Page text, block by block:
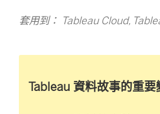
套用到： Tableau Cloud,
Tableau 資料故事的重要